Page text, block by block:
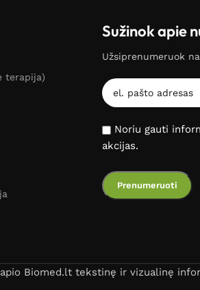
terapija)
Sužinok apie
Užsiprenumeruok
Noriu gauti
akcijas.
Biomed.lt tekstinę ir vizualinę